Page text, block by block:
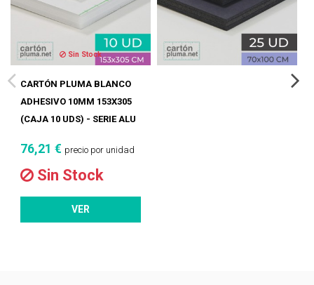
Sin Stock
CARTÓN PLUMA BLANCO
ADHESIVO 10MM 153X305
(CAJA 10 UDS) - SERIE ALU
76,21 € precio por unidad
Sin Stock
VER